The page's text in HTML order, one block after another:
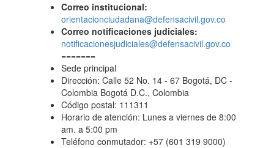
Correo institucional:
orientacionciudadana@defensacivil.gov.co
Correo notificaciones judiciales:
notificacionesjudiciales@defensacivil.gov.co
=======
Sede principal
Dirección: Calle 52 No. 14 - 67 Bogotá, DC -
Colombia Bogotá D.C., Colombia
Código postal: 111311
Horario de atención: Lunes a viernes de 8:00
am. a 5:00 pm
Teléfono conmutador: +57 (601 319 9000)